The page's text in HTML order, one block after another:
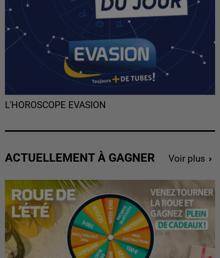
L'HOROSCOPE EVASION
ACTUELLEMENT À GAGNER Voir plus